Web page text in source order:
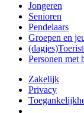
Jongeren
Senioren
Pendelaars
Groepen en
Personen met
Zakelijk
Privacy